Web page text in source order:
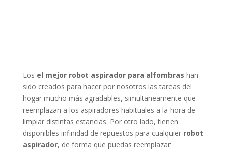
Los el mejor robot aspirador para alfombras han
sido creados para hacer por nosotros las tareas del
hogar mucho más agradables, simultaneamente que
reemplazan a los aspiradores habituales a la hora de
limpiar distintas estancias. Por otro lado, tienen
disponibles infinidad de repuestos para cualquier robot
aspirador, de forma que puedas reemplazar